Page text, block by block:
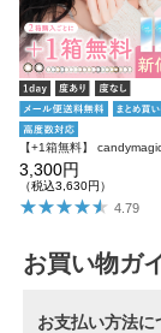
3,300円
（税込3,630円）
4.79
お買い物ガ
お支払い方法に